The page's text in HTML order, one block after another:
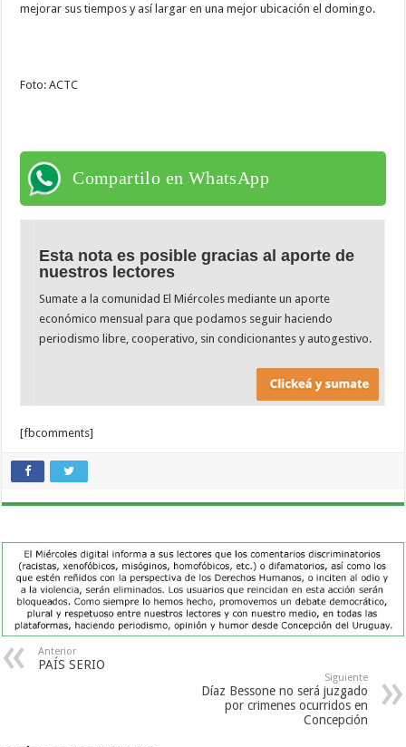
mejorar sus tiempos y así largar en una mejor ubicación el domingo.
Foto: ACTC
Compartilo en WhatsApp
Esta nota es posible gracias al aporte de
nuestros lectores
Sumate a la comunidad El Miércoles mediante un aporte
económico mensual para que podamos seguir haciendo
periodismo libre, cooperativo, sin condicionantes y autogestivo.
[fbcomments]
Anterior
PAÍS SERIO
Siguiente
Díaz Bessone no será juzgado
por crimenes ocurridos en
Concepción